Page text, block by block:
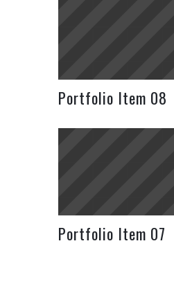
Portfolio Item 08
Portfolio Item 07